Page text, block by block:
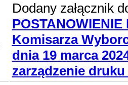
Dodany załącznik
POSTANOWIENIE
Komisarza
dnia 19 marca
zarządzenie